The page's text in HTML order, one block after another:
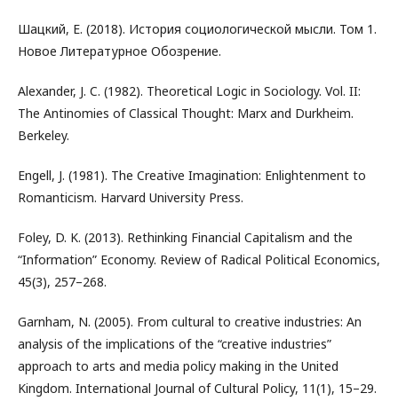
Шацкий, Е. (2018). История социологической мысли. Том 1.
Новое Литературное Обозрение.
Alexander, J. C. (1982). Theoretical Logic in Sociology. Vol. II:
The Antinomies of Classical Thought: Marx and Durkheim.
Berkeley.
Engell, J. (1981). The Creative Imagination: Enlightenment to
Romanticism. Harvard University Press.
Foley, D. K. (2013). Rethinking Financial Capitalism and the
“Information” Economy. Review of Radical Political Economics,
45(3), 257–268.
Garnham, N. (2005). From cultural to creative industries: An
analysis of the implications of the “creative industries”
approach to arts and media policy making in the United
Kingdom. International Journal of Cultural Policy, 11(1), 15–29.